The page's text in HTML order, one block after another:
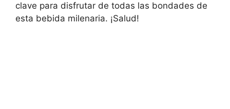
clave para disfrutar de todas las bondades de
esta bebida milenaria. ¡Salud!